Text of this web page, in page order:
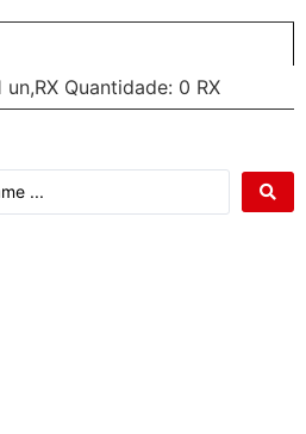
Quantidade: 0 RX